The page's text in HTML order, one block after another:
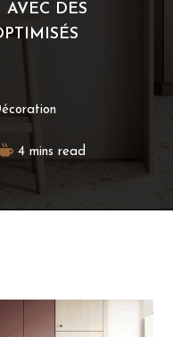
AVEC DES
4 mins read